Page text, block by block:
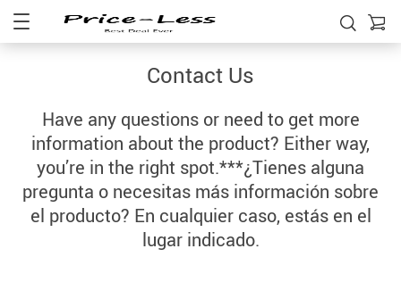
Contact Us
Have any questions or need to get more
information about the product? Either way,
you’re in the right spot.***¿Tienes alguna
pregunta o necesitas más información sobre
el producto? En cualquier caso, estás en el
lugar indicado.